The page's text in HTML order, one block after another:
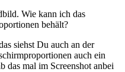
Wie kann ich das
behält?
siehst Du auch an der
auch ein
das mal im Screenshot anbei